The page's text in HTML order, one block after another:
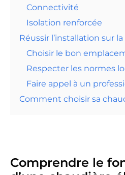
Connectivité
Isolation renforcée
Réussir l’installation sur la
Choisir le bon
Respecter les normes
Faire appel à un
Comment choisir sa
Comprendre le